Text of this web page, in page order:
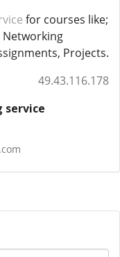
for courses like;
Networking
Projects.
49.43.116.178